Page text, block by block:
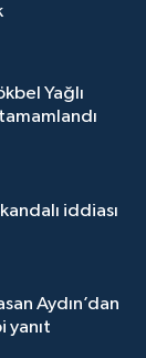
Yağlı
iddiası
Aydın’dan
yanıt